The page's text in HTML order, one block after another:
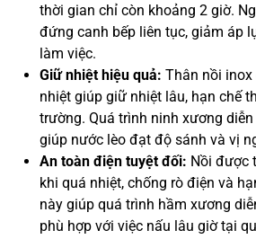
thời gian chỉ còn khoảng 2 giờ.
đứng canh bếp liên tục, giảm áp
làm việc.
Giữ nhiệt hiệu quả: Thân nồi inox
nhiệt giúp giữ nhiệt lâu, hạn chế
trường. Quá trình ninh xương
giúp nước lèo đạt độ sánh và vị
An toàn điện tuyệt đối: Nồi được
khi quá nhiệt, chống rò điện và
này giúp quá trình hầm xương
phù hợp với việc nấu lâu giờ tại